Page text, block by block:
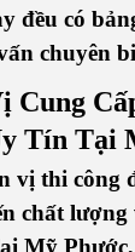
đều có
chuyên
Cung
Tín Tại
vị thi công
chất lượng
Mỹ